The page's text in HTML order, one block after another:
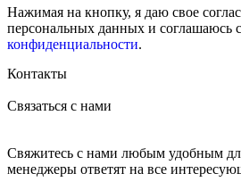
Нажимая на кнопку, я даю свое
персональных данных и соглашаюсь
конфиденциальности.
Контакты
Связаться с нами
Свяжитесь с нами любым удобным
менеджеры ответят на все